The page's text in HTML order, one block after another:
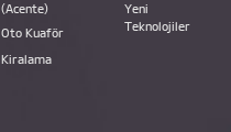
(Acente)
Oto Kuaför
Kiralama
Yeni
Teknolojiler